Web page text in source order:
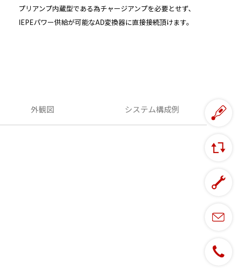
プリアンプ内蔵型である為チャージアンプを必要とせず、
IEPEパワー供給が可能なAD変換器に直接接続頂けます。
外観図 システム構成例